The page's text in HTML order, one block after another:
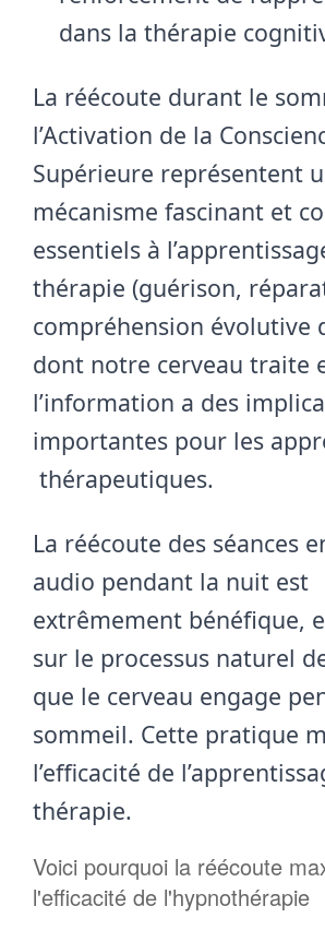
dans la thérapie
La réécoute durant le
l’Activation de la
Supérieure représentent
mécanisme fascinant et
essentiels à
thérapie (guérison,
compréhension évolutive
dont notre cerveau traite
l’information a des
importantes pour les
thérapeutiques.
La réécoute des séances
audio pendant la nuit est
extrêmement bénéfique,
sur le processus naturel
que le cerveau engage
sommeil. Cette pratique
l’efficacité de
thérapie.
Voici pourquoi la réécoute
l'efficacité de l'hypnothérapie